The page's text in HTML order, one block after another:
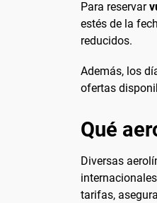
Para reservar
estés de la
reducidos.
Además, los
ofertas
Qué
Diversas
tarifas,